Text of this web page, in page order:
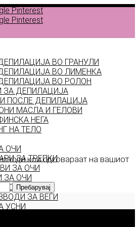
Pinterest
Pinterest
ВО ГРАНУЛИ
ВО ЛИМЕНКА
ВО РОЛОН
ДЕПИЛАЦИЈА
ПОСЛЕ ДЕПИЛАЦИЈА
МАСЛА И ГЕЛОВИ
НЕГА
НА ТЕЛО
ОЧИ
ЗА ТРЕПКИ
ЗА ОЧИ
ЗА ОЧИ
ОЧИ
ЗА ВЕЃИ
УСНИ
кои одговараат на вашиот
Пребарувај